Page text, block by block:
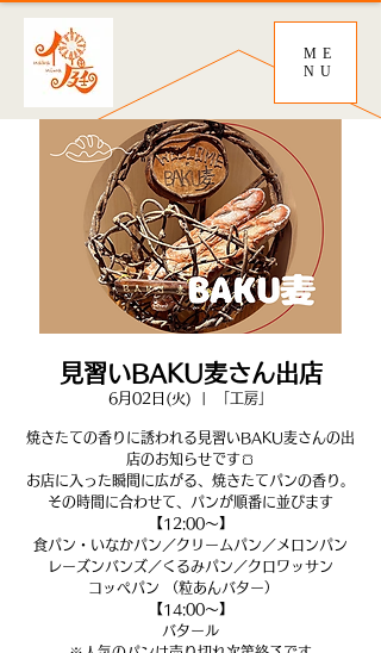
ME
NU
見習いBAKU麦さん出店
6月02日(火) 「工房」
焼きたての香りに誘われる見習いBAKU麦さんの出
店のお知らせです🍞
お店に入った瞬間に広がる、焼きたてパンの香り。
その時間に合わせて、パンが順番に並びます
【12:00～】
食パン・いなかパン／クリームパン／メロンパン
レーズンバンズ／くるみパン／クロワッサン
コッペパン （粒あんバター）
【14:00～】
バタール